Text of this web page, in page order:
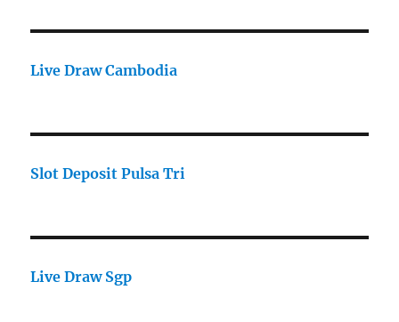
Live Draw Cambodia
Slot Deposit Pulsa Tri
Live Draw Sgp